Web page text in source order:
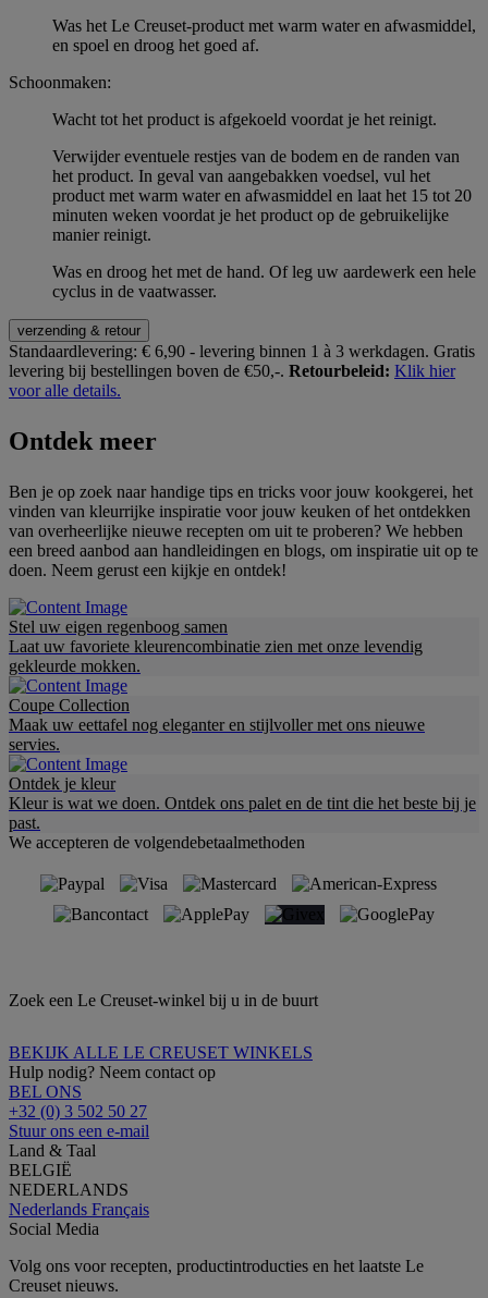
Was het Le Creuset-product met warm water en afwasmiddel,
en spoel en droog het goed af.
Schoonmaken:
Wacht tot het product is afgekoeld voordat je het reinigt.
Verwijder eventuele restjes van de bodem en de randen van
het product. In geval van aangebakken voedsel, vul het
product met warm water en afwasmiddel en laat het 15 tot 20
minuten weken voordat je het product op de gebruikelijke
manier reinigt.
Was en droog het met de hand. Of leg uw aardewerk een hele
cyclus in de vaatwasser.
verzending & retour
Standaardlevering: € 6,90 - levering binnen 1 à 3 werkdagen. Gratis
levering bij bestellingen boven de €50,-. Retourbeleid: Klik hier
voor alle details.
Ontdek meer
Ben je op zoek naar handige tips en tricks voor jouw kookgerei, het
vinden van kleurrijke inspiratie voor jouw keuken of het ontdekken
van overheerlijke nieuwe recepten om uit te proberen? We hebben
een breed aanbod aan handleidingen en blogs, om inspiratie uit op te
doen. Neem gerust een kijkje en ontdek!
Stel uw eigen regenboog samen
Laat uw favoriete kleurencombinatie zien met onze levendig
gekleurde mokken.
Coupe Collection
Maak uw eettafel nog eleganter en stijlvoller met ons nieuwe
servies.
Ontdek je kleur
Kleur is wat we doen. Ontdek ons palet en de tint die het beste bij je
past.
We accepteren de volgendebetaalmethoden
Zoek een Le Creuset-winkel bij u in de buurt
BEKIJK ALLE LE CREUSET WINKELS
Hulp nodig? Neem contact op
BEL ONS
+32 (0) 3 502 50 27
Stuur ons een e-mail
Land & Taal
BELGIË
NEDERLANDS
Nederlands Français
Social Media
Volg ons voor recepten, productintroducties en het laatste Le
Creuset nieuws.